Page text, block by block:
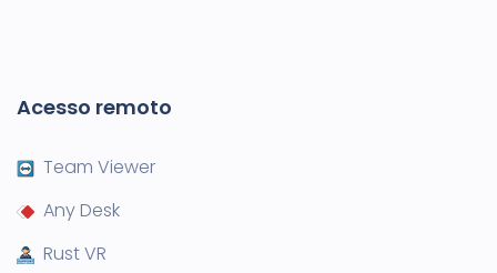
Acesso remoto
Team Viewer
Any Desk
Rust VR